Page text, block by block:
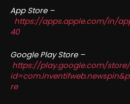
App Store –
https://apps.apple.com/in/
40
Google Play Store –
https://play.google.com/
re